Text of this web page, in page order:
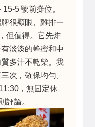
5 號前攤位。
很顯眼。雞排一
但值得。它先炸
淡淡的蜂蜜和中
多汁不乾柴。我
次，確保均勻。
，無固定休
評論。